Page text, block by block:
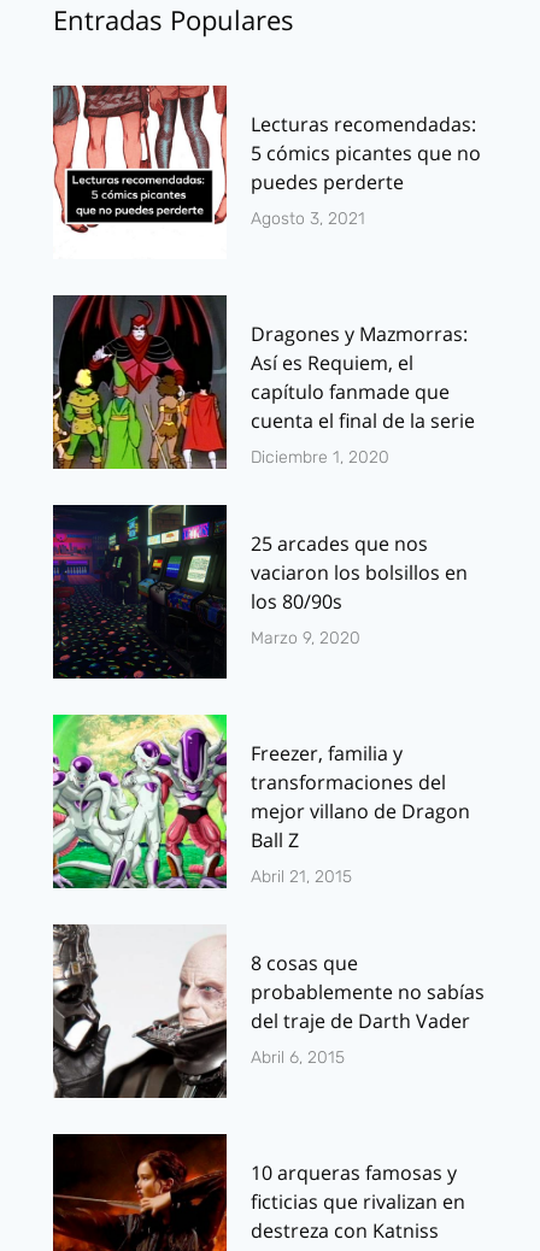
Entradas Populares
Lecturas recomendadas:
5 cómics picantes que no
puedes perderte
Agosto 3, 2021
Dragones y Mazmorras:
Así es Requiem, el
capítulo fanmade que
cuenta el final de la serie
Diciembre 1, 2020
25 arcades que nos
vaciaron los bolsillos en
los 80/90s
Marzo 9, 2020
Freezer, familia y
transformaciones del
mejor villano de Dragon
Ball Z
Abril 21, 2015
8 cosas que
probablemente no sabías
del traje de Darth Vader
Abril 6, 2015
10 arqueras famosas y
ficticias que rivalizan en
destreza con Katniss